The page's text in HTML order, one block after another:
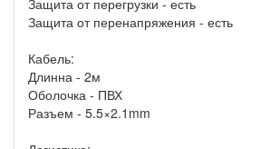
Защита от перенапряжения - есть
Кабель:
Длинна - 2м
Оболочка - ПВХ
Разъем - 5.5×2.1mm